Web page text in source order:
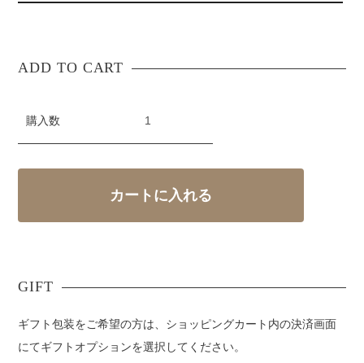
購入数
ギフト包装をご希望の方は、ショッピングカート内の決済画面
にてギフトオプションを選択してください。